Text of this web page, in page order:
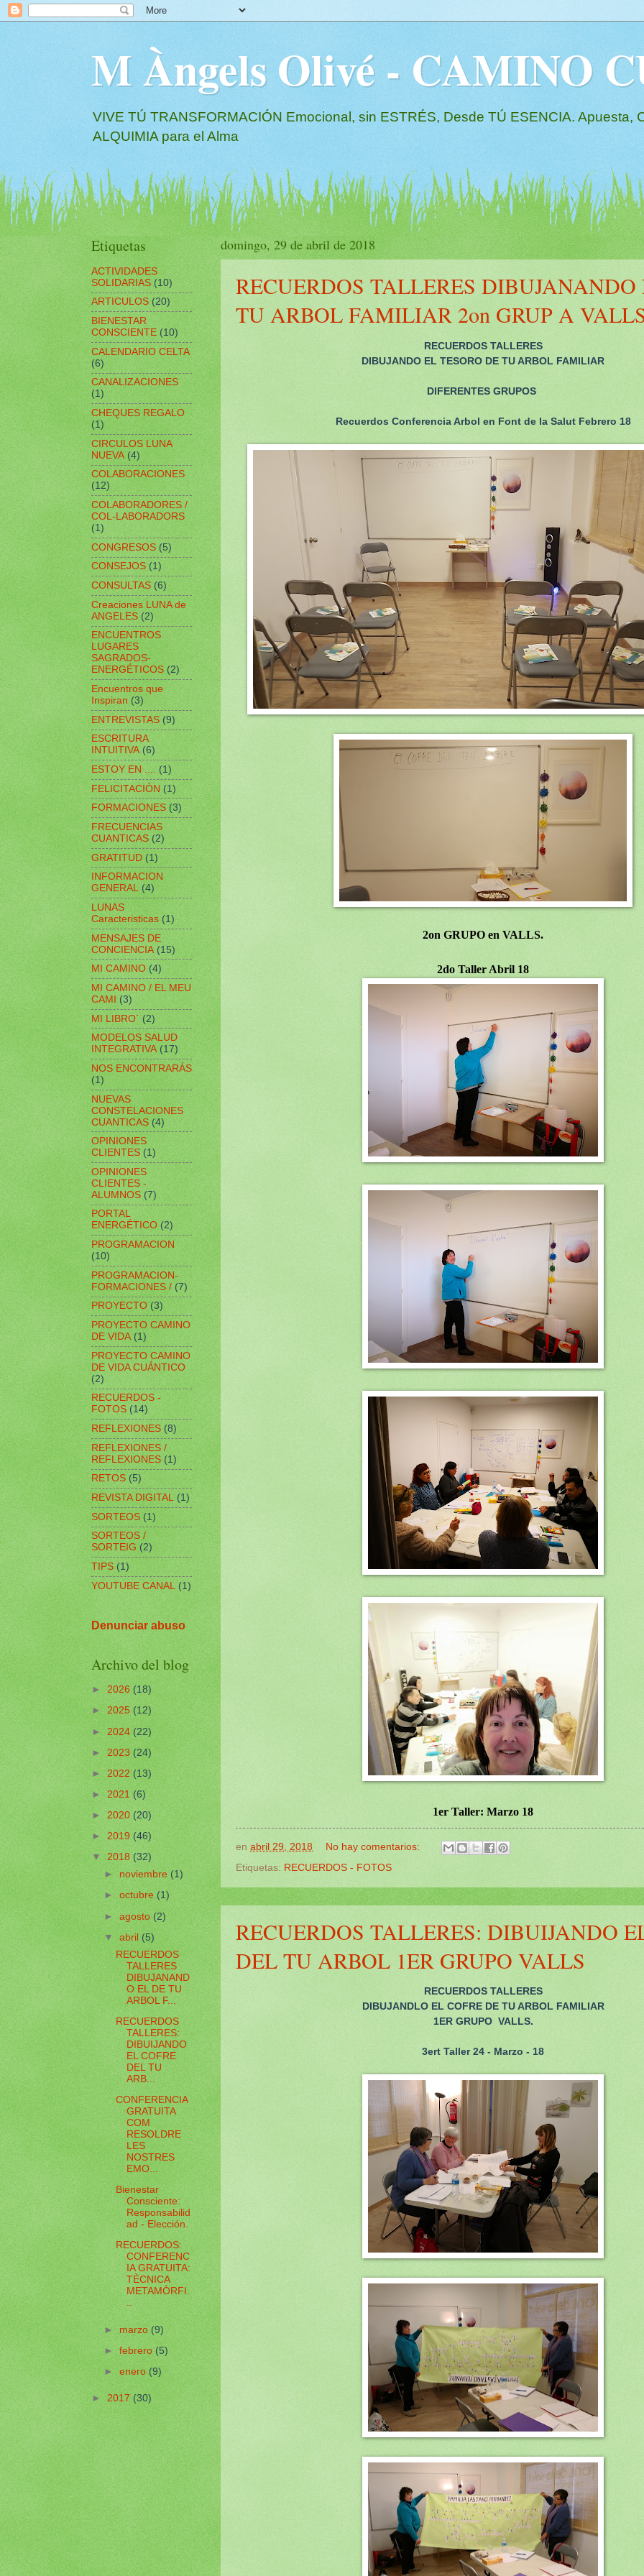
M Àngels Olivé - CAMINO
VIVE TÚ TRANSFORMACIÓN Emocional, sin ESTRÉS, Desde TÚ ESENCIA. Apuesta,
ALQUIMIA para el Alma
domingo, 29 de abril de 2018
RECUERDOS TALLERES DIBUJANANDO
TU ARBOL FAMILIAR 2on GRUP A
RECUERDOS TALLERES
DIBUJANDO EL TESORO DE TU ARBOL FAMILIAR
DIFERENTES GRUPOS
Recuerdos Conferencia Arbol en Font de la Salut Febrero 18
2on GRUPO en VALLS.
2do Taller Abril 18
1er Taller: Marzo 18
en abril 29, 2018
No hay comentarios:
Etiquetas: RECUERDOS - FOTOS
RECUERDOS TALLERES: DIBUIJANDO
DEL TU ARBOL 1ER GRUPO VALLS
RECUERDOS TALLERES
DIBUJANDLO EL COFRE DE TU ARBOL FAMILIAR
1ER GRUPO VALLS.
3ert Taller 24 - Marzo - 18
Etiquetas
ACTIVIDADES
SOLIDARIAS (10)
ARTICULOS (20)
BIENESTAR
CONSCIENTE (10)
CALENDARIO CELTA
(6)
CANALIZACIONES
(1)
CHEQUES REGALO
(1)
CIRCULOS LUNA
NUEVA (4)
COLABORACIONES
(12)
COLABORADORES /
COL-LABORADORS
(1)
CONGRESOS (5)
CONSEJOS (1)
CONSULTAS (6)
Creaciones LUNA de
ANGELES (2)
ENCUENTROS
LUGARES
SAGRADOS-
ENERGÉTICOS (2)
Encuentros que
Inspiran (3)
ENTREVISTAS (9)
ESCRITURA
INTUITIVA (6)
ESTOY EN .... (1)
FELICITACIÓN (1)
FORMACIONES (3)
FRECUENCIAS
CUANTICAS (2)
GRATITUD (1)
INFORMACION
GENERAL (4)
LUNAS
Caracteristicas (1)
MENSAJES DE
CONCIENCIA (15)
MI CAMINO (4)
MI CAMINO / EL MEU
CAMI (3)
MI LIBRO´ (2)
MODELOS SALUD
INTEGRATIVA (17)
NOS ENCONTRARÁS
(1)
NUEVAS
CONSTELACIONES
CUANTICAS (4)
OPINIONES
CLIENTES (1)
OPINIONES
CLIENTES -
ALUMNOS (7)
PORTAL
ENERGÉTICO (2)
PROGRAMACION
(10)
PROGRAMACION-
FORMACIONES / (7)
PROYECTO (3)
PROYECTO CAMINO
DE VIDA (1)
PROYECTO CAMINO
DE VIDA CUÁNTICO
(2)
RECUERDOS -
FOTOS (14)
REFLEXIONES (8)
REFLEXIONES /
REFLEXIONES (1)
RETOS (5)
REVISTA DIGITAL (1)
SORTEOS (1)
SORTEOS /
SORTEIG (2)
TIPS (1)
YOUTUBE CANAL (1)
Denunciar abuso
Archivo del blog
►2026(18)
►2025(12)
►2024(22)
►2023(24)
►2022(13)
►2021(6)
►2020(20)
►2019(46)
▼2018(32)
►noviembre(1)
►octubre(1)
►agosto(2)
▼ abril(5)
RECUERDOS
TALLERES
DIBUJANAND
O EL DE TU
ARBOL F...
RECUERDOS
TALLERES:
DIBUIJANDO
EL COFRE
DEL TU
ARB...
CONFERENCIA
GRATUITA
COM
RESOLDRE
LES
NOSTRES
EMO...
Bienestar
Consciente:
Responsabilid
ad - Elección.
RECUERDOS:
CONFERENC
IA GRATUITA:
TÈCNICA
METAMÒRFI.
..
►marzo(9)
►febrero(5)
►enero (9)
►2017(30)